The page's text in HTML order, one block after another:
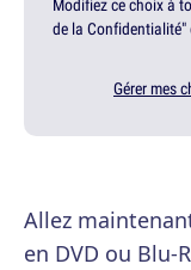
Modifiez ce choix à
de la Confidentialité"
Gérer mes
Allez
en DVD ou Blu-